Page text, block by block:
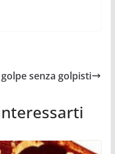
senza golpisti